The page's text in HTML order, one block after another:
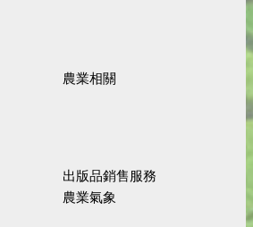
農業相關
出版品銷售服務
農業氣象